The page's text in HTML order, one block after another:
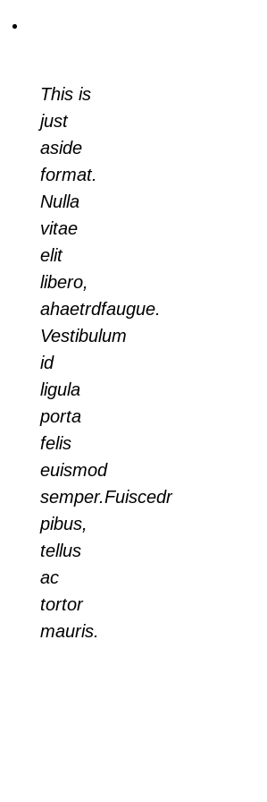
This is
just
aside
format.
Nulla
vitae
elit
libero,
ahaetrdfaugue.
Vestibulum
id
ligula
porta
felis
euismod
semper.Fuiscedr
pibus,
tellus
ac
tortor
mauris.